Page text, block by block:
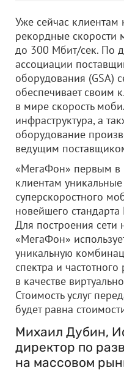
Уже сейчас
рекордные скорости
до 300 Мбит/сек. По
ассоциации
оборудования (GSA)
обеспечивает своим
в мире скорость
инфраструктура, а
оборудование
ведущим
«МегаФон» первым в
клиентам
суперскоростного
новейшего
Для построения сети
«МегаФон»
уникальную
спектра и
в качестве
Стоимость услуг
будет равна
Михаил Дубин,
директор по
на массовом